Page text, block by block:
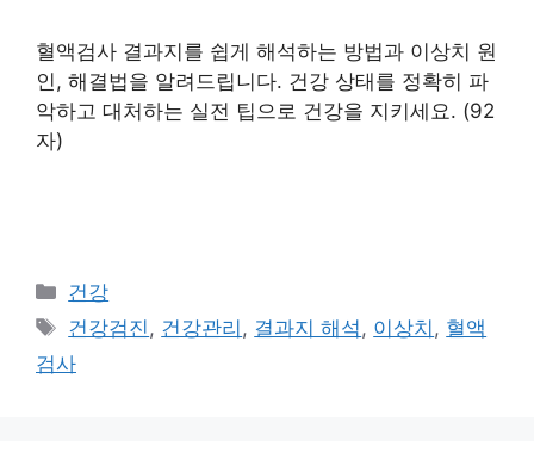
혈액검사 결과지를 쉽게 해석하는 방법과 이상치 원
인, 해결법을 알려드립니다. 건강 상태를 정확히 파
악하고 대처하는 실전 팁으로 건강을 지키세요. (92
자)
카
테
리
건강
태
그
건강검진 , 건강관리 , 결과지 해석 , 이상치 , 혈액
검사